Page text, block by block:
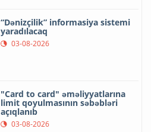
“Dənizçilik” informasiya sistemi
yaradılacaq
03-08-2026
"Card to card" əməliyyatlarına
limit qoyulmasının səbəbləri
açıqlanıb
03-08-2026